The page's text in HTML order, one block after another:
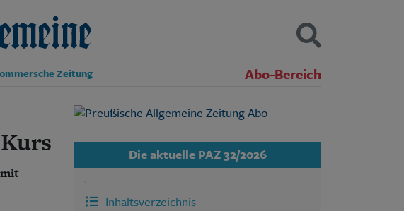
Zeitung Abo-Bereich
Kontakt
Datenschutz
SUCHEN
Die aktuelle PAZ 32/2026
Inhaltsverzeichnis